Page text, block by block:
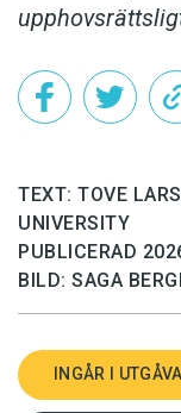
TEXT: TOVE
UNIVERSITY
PUBLICERAD
BILD: SAGA
INGÅR I